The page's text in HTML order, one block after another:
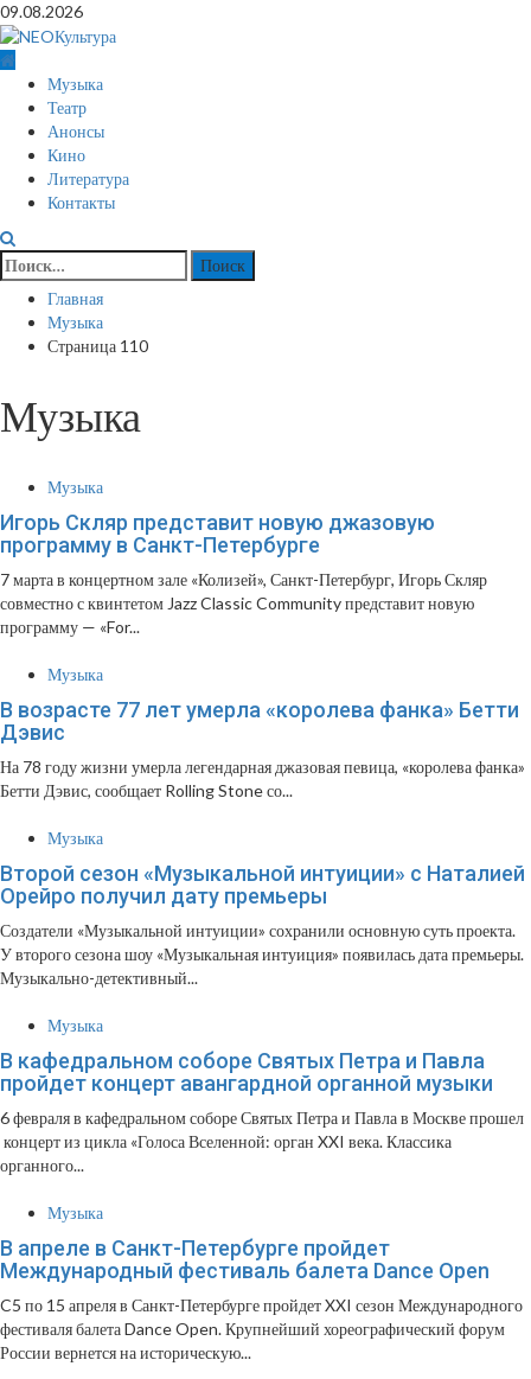
Перейти
к
содержимому
09.08.2026
Основное
меню
Музыка
Театр
Анонсы
Кино
Литература
Контакты
Найти:
Главная
Музыка
Страница 110
Музыка
Музыка
Игорь Скляр представит новую джазовую
программу в Санкт-Петербурге
7 марта в концертном зале «Колизей», Санкт-Петербург, Игорь Скляр
совместно с квинтетом Jazz Classic Community представит новую
программу — «For...
Музыка
В возрасте 77 лет умерла «королева фанка» Бетти
Дэвис
На 78 году жизни умерла легендарная джазовая певица, «королева фанка»
Бетти Дэвис, сообщает Rolling Stone со...
Музыка
Второй сезон «Музыкальной интуиции» с Наталией
Орейро получил дату премьеры
Создатели «Музыкальной интуиции» сохранили основную суть проекта.
У второго сезона шоу «Музыкальная интуиция» появилась дата премьеры.
Музыкально-детективный...
Музыка
В кафедральном соборе Святых Петра и Павла
пройдет концерт авангардной органной музыки
6 февраля в кафедральном соборе Святых Петра и Павла в Москве прошел
концерт из цикла «Голоса Вселенной: орган XXI века. Классика
органного...
Музыка
В апреле в Санкт-Петербурге пройдет
Международный фестиваль балета Dance Open
C5 по 15 апреля в Санкт-Петербурге пройдет XXI сезон Международного
фестиваля балета Dance Open. Крупнейший хореографический форум
России вернется на историческую...